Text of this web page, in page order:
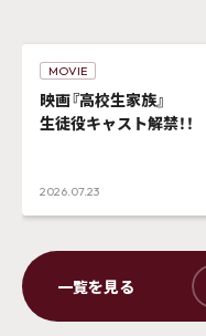
MOVIE
映画『高校生家族』
生徒役キャスト解禁！！
2026.07.23